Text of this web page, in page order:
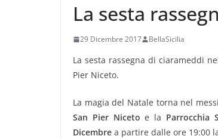
La sesta
29 Dicembre 2017 BellaSicilia
La sesta rassegna di ciarameddi
Pier Niceto.
La magia del Natale torna nel
San Pier Niceto e la Parrocchia
Dicembre a partire dalle ore 19:00